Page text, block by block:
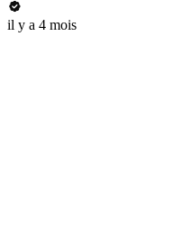
il y a 4 mois